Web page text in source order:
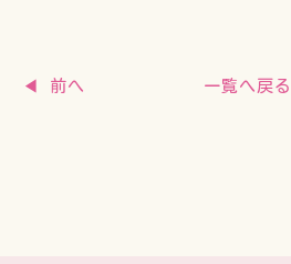
◀ 前へ 一覧へ戻る